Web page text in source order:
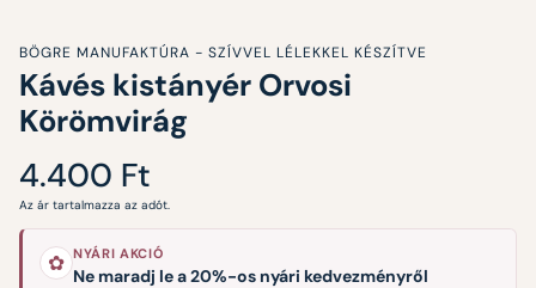
BÖGRE MANUFAKTÚRA - SZÍVVEL LÉLEKKEL KÉSZÍTVE
Kávés kistányér Orvosi
Körömvirág
Normál
ár
4.400 Ft
Az ár tartalmazza az adót.
✿ NYÁRI AKCIÓ
Ne maradj le a 20%-os nyári kedvezményről